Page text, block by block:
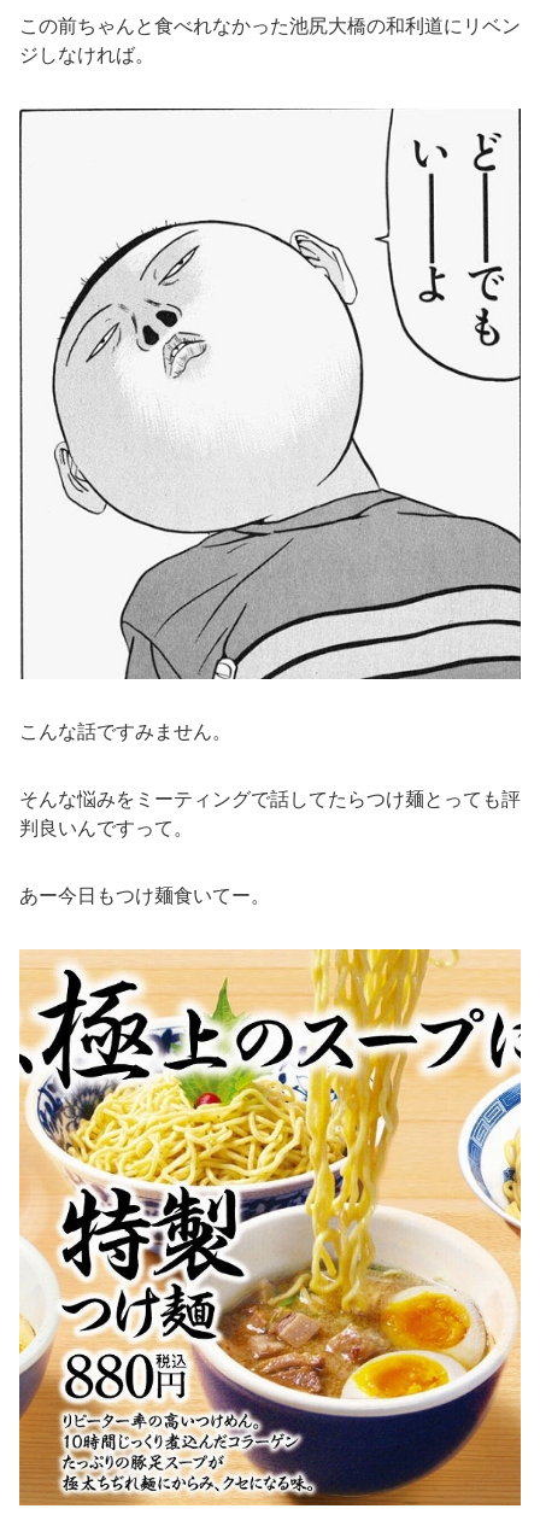
この前ちゃんと食べれなかった池尻大橋の和利道にリベン
ジしなければ。
こんな話ですみません。
そんな悩みをミーティングで話してたらつけ麺とっても評
判良いんですって。
あー今日もつけ麺食いてー。